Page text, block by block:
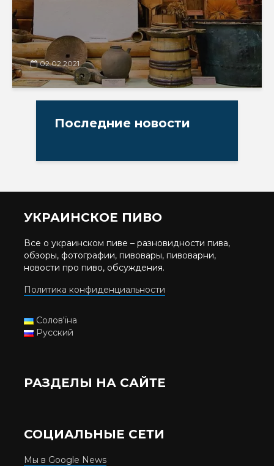
02.02.2021
Последние новости
УКРАИНСКОЕ ПИВО
Все о украинском пиве – разновидности пива,
обзоры, фотографии, пивовары, пивоварни,
новости про пиво, обсуждения.
Политика конфиденциальности
Солов'їна
Русский
РАЗДЕЛЫ НА САЙТЕ
СОЦИАЛЬНЫЕ СЕТИ
Мы в Google News